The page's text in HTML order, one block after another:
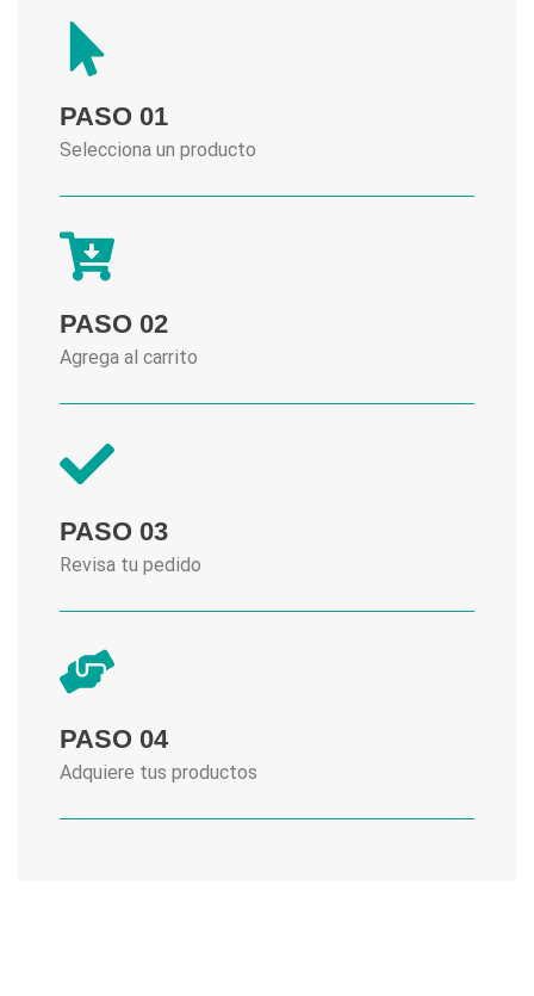
PASO 01
Selecciona un producto
PASO 02
Agrega al carrito
PASO 03
Revisa tu pedido
PASO 04
Adquiere tus productos